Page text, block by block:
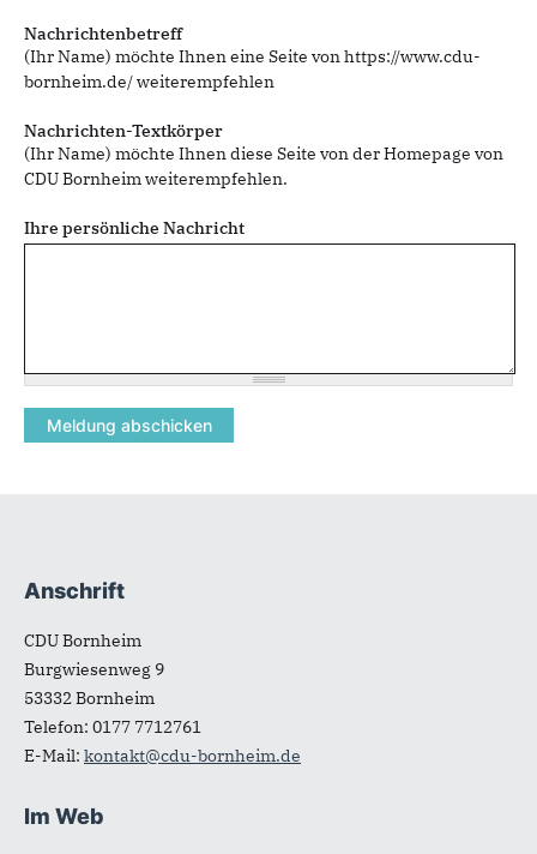
Nachrichtenbetreff
(Ihr Name) möchte Ihnen eine Seite von https://www.cdu-
bornheim.de/ weiterempfehlen
Nachrichten-Textkörper
(Ihr Name) möchte Ihnen diese Seite von der Homepage von
CDU Bornheim weiterempfehlen.
Ihre persönliche Nachricht
Fußbereich
Anschrift
CDU Bornheim
Burgwiesenweg 9
53332Bornheim
Telefon: 0177 7712761
E-Mail: kontakt@cdu-bornheim.de
Im Web